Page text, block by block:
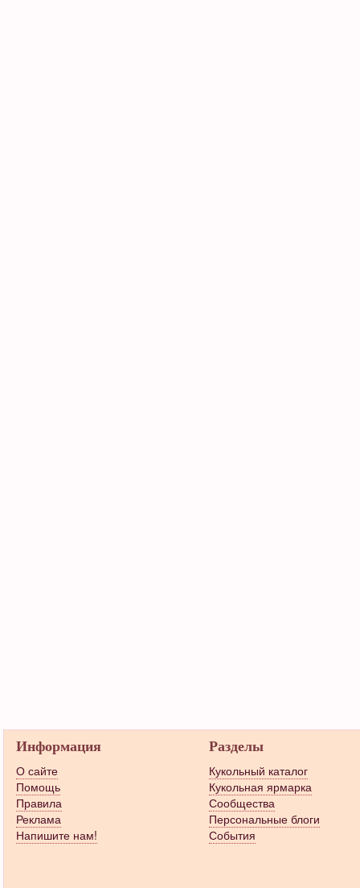
Информация
О сайте
Помощь
Правила
Реклама
Напишите нам!
Разделы
Кукольный каталог
Кукольная ярмарка
Сообщества
Персональные блоги
События